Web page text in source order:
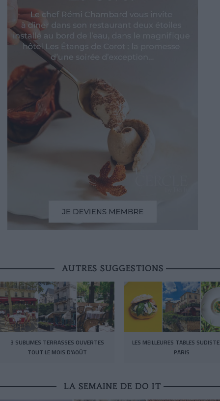
AUTRES SUGGESTIONS
3 SUBLIMES TERRASSES OUVERTES
TOUT LE MOIS D’AOÛT
LES MEILLEURES TABLES
PARIS
LA SEMAINE DE DO IT